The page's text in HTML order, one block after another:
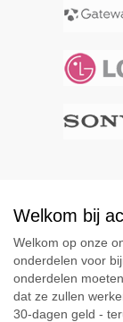
Welkom bij
Welkom op onze
onderdelen voor
onderdelen
dat ze zullen
30-dagen geld -